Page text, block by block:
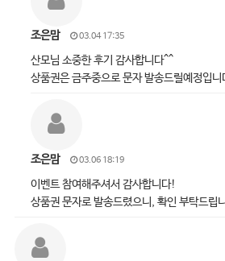
조은맘 03.04 17:35
산모님 소중한 후기 감사합니다^^
상품권은 금주중으로 문자 발송드릴예정입니
조은맘 03.06 18:19
이벤트 참여해주셔서 감사합니다!
상품권 문자로 발송드렸으니, 확인 부탁드립